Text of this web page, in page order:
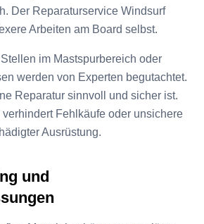
Der Reparaturservice Windsurf
Arbeiten am Board selbst.
im Mastspurbereich oder
werden von Experten begutachtet.
Reparatur sinnvoll und sicher ist.
Fehlkäufe oder unsichere
Ausrüstung.
und